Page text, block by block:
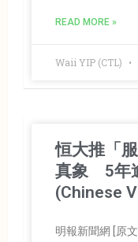
READ MORE »
Waii YIP (CTL)
恒大推「
真象 5年
(Chinese
明報新聞網 [原